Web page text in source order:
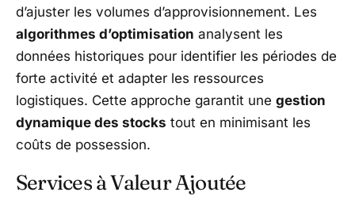
d’ajuster les volumes d’approvisionnement. Les
algorithmes d’optimisation analysent les
données historiques pour identifier les périodes de
forte activité et adapter les ressources
logistiques. Cette approche garantit une gestion
dynamique des stocks tout en minimisant les
coûts de possession.
Services à Valeur Ajoutée